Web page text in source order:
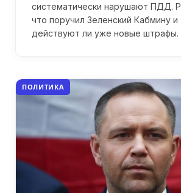
систематически нарушают ПДД.
что поручил Зеленский Кабмину
действуют ли уже новые штрафы.
ПОЛИТИКА